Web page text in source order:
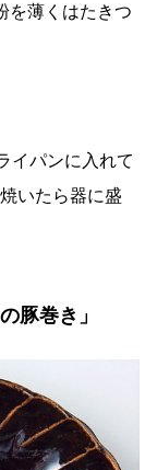
薄くはたきつ
イパンに入れて
いたら器に盛
豚巻き」